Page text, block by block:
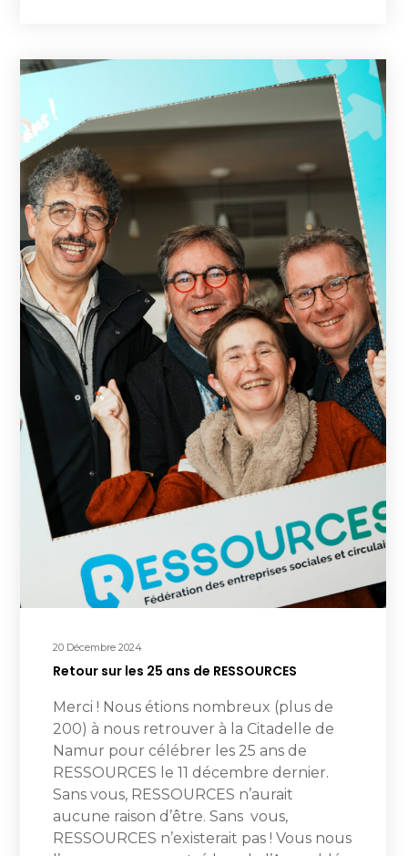
20 Décembre 2024
Retour sur les 25 ans de RESSOURCES
Merci ! Nous étions nombreux (plus de
200) à nous retrouver à la Citadelle de
Namur pour célébrer les 25 ans de
RESSOURCES le 11 décembre dernier.
Sans vous, RESSOURCES n’aurait
aucune raison d’être. Sans vous,
RESSOURCES n’existerait pas ! Vous nous